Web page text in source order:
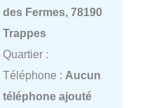
des Fermes, 78190
Trappes
Quartier :
Téléphone : Aucun
téléphone ajouté